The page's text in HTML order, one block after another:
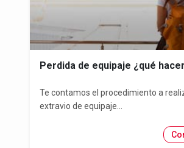
Perdida de equipaje ¿qué
Te contamos el procedimiento a
extravio de equipaje...